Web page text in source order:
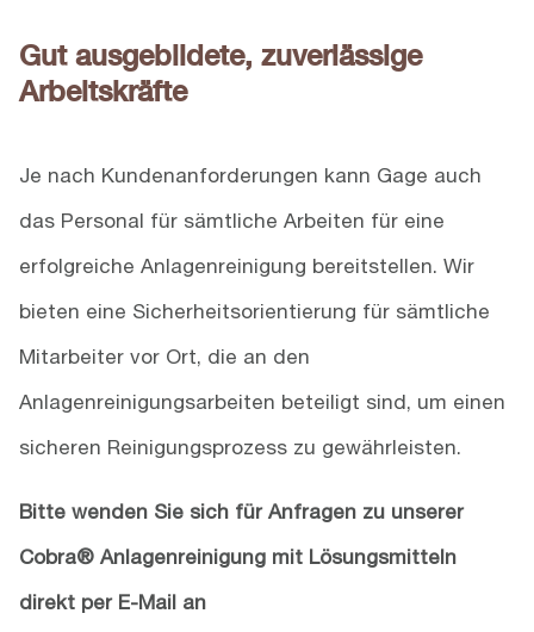
Gut ausgebildete, zuverlässige
Arbeitskräfte
Je nach Kundenanforderungen kann Gage auch
das Personal für sämtliche Arbeiten für eine
erfolgreiche Anlagenreinigung bereitstellen. Wir
bieten eine Sicherheitsorientierung für sämtliche
Mitarbeiter vor Ort, die an den
Anlagenreinigungsarbeiten beteiligt sind, um einen
sicheren Reinigungsprozess zu gewährleisten.
Bitte wenden Sie sich für Anfragen zu unserer
Cobra® Anlagenreinigung mit Lösungsmitteln
direkt per E-Mail an